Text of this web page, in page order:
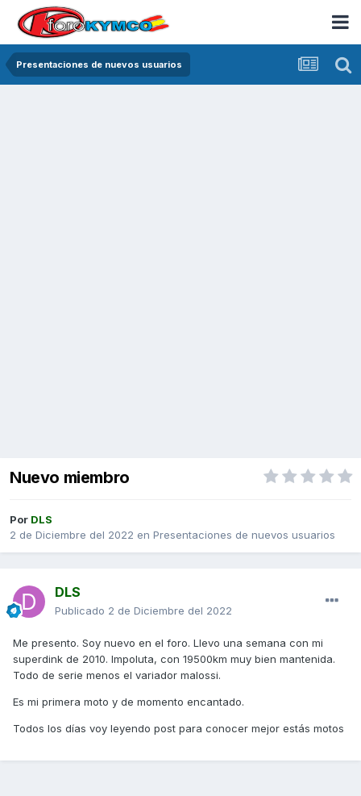
Presentaciones de nuevos usuarios
Nuevo miembro
Por DLS
2 de Diciembre del 2022 en Presentaciones de nuevos usuarios
DLS
Publicado 2 de Diciembre del 2022
Me presento. Soy nuevo en el foro. Llevo una semana con mi
superdink de 2010. Impoluta, con 19500km muy bien mantenida.
Todo de serie menos el variador malossi.
Es mi primera moto y de momento encantado.
Todos los días voy leyendo post para conocer mejor estás motos